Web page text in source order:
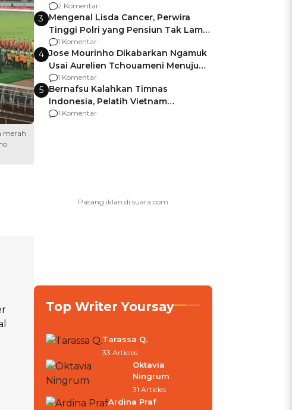
merah
Pemalang
2 Komentar
3 Mengenal Lisda Cancer, Perwira
Tinggi Polri yang Pensiun Tak Lama
Usai Jadi Brigjen
1 Komentar
4 Jose Mourinho Dikabarkan Ngamuk
Usai Aurelien Tchouameni Menuju
Manchester United
1 Komentar
5 Bernafsu Kalahkan Timnas
Indonesia, Pelatih Vietnam
Berencana Pakai Jimat di Pakansari
1 Komentar
Top Writer Yoursay
Tarassa Q.
33 Articles
Oktavia
Ningrum
31 Articles
Ardina Praf